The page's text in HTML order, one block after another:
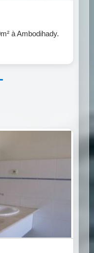
à Ambodihady.